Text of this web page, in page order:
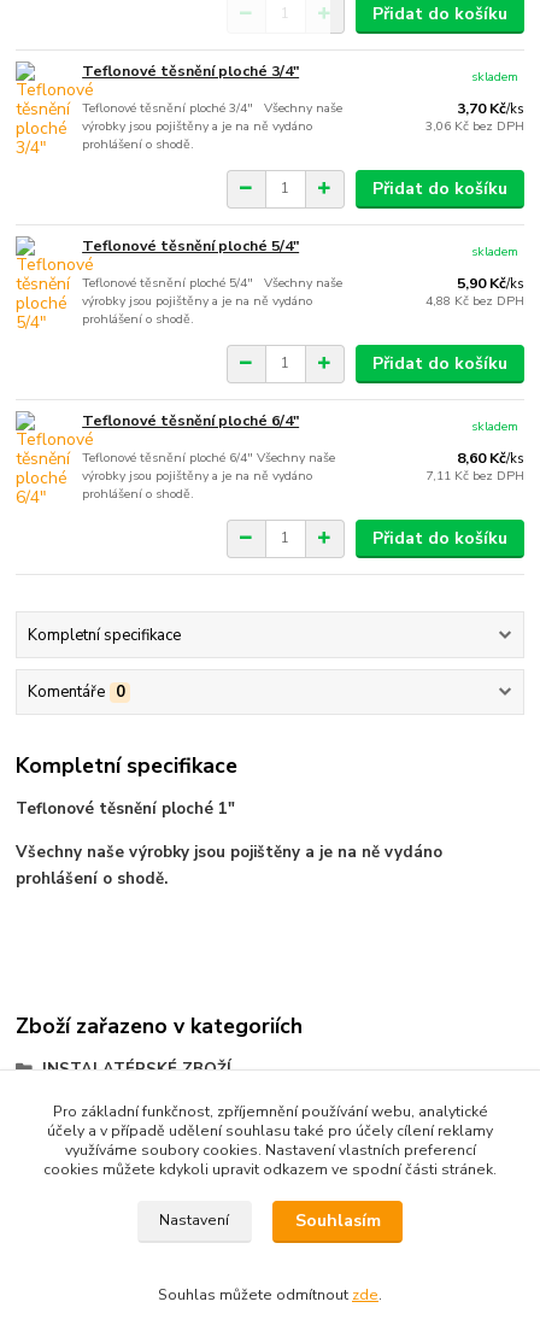
Přidat do košíku
Teflonové těsnění ploché 3/4"
Teflonové těsnění ploché 3/4" Všechny naše
výrobky jsou pojištěny a je na ně vydáno
prohlášení o shodě.
3,70 Kč/ks
3,06 Kč bez DPH
skladem
Přidat do košíku
Teflonové těsnění ploché 5/4"
Teflonové těsnění ploché 5/4" Všechny naše
výrobky jsou pojištěny a je na ně vydáno
prohlášení o shodě.
5,90 Kč/ks
4,88 Kč bez DPH
skladem
Přidat do košíku
Teflonové těsnění ploché 6/4"
Teflonové těsnění ploché 6/4" Všechny naše
výrobky jsou pojištěny a je na ně vydáno
prohlášení o shodě.
8,60 Kč/ks
7,11 Kč bez DPH
skladem
Přidat do košíku
Kompletní specifikace
Komentáře 0
Kompletní specifikace
Teflonové těsnění ploché 1"
Všechny naše výrobky jsou pojištěny a je na ně vydáno
prohlášení o shodě.
Zboží zařazeno v kategoriích
INSTALATÉRSKÉ ZBOŽÍ
MOSAZNÉ ŠROUBENÍ
Teflonové těsnění ploché
Pro základní funkčnost, zpříjemnění používání webu, analytické
účely a v případě udělení souhlasu také pro účely cílení reklamy
využíváme soubory cookies. Nastavení vlastních preferencí
cookies můžete kdykoli upravit odkazem ve spodní části stránek.
Nastavení Souhlasím
Souhlas můžete odmítnout zde.